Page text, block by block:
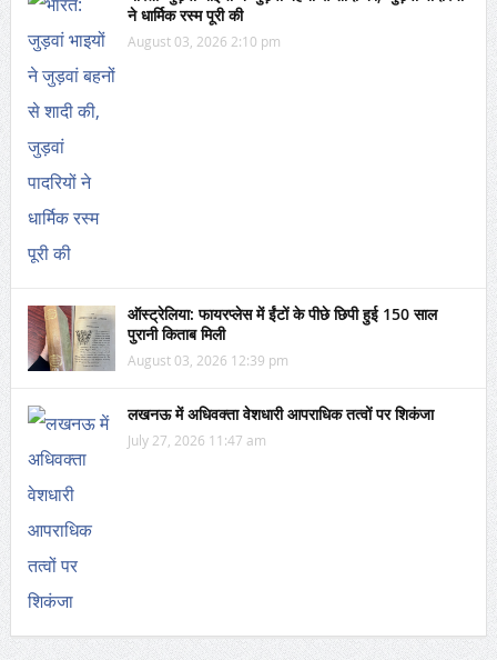
ने धार्मिक रस्म पूरी की
August 03, 2026 2:10 pm
ऑस्ट्रेलिया: फायरप्लेस में ईंटों के पीछे छिपी हुई 150 साल
पुरानी किताब मिली
August 03, 2026 12:39 pm
लखनऊ में अधिवक्ता वेशधारी आपराधिक तत्वों पर शिकंजा
July 27, 2026 11:47 am